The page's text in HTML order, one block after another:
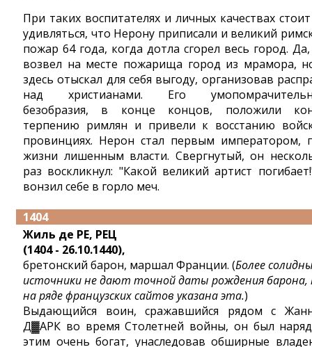
При таких воспитателях и личных качествах
удивляться, что Нерону приписали и великий
пожар 64 года, когда дотла сгорел весь город.
возвел на месте пожарища город из мрамора,
здесь отыскал для себя выгоду, организовав
над христианами. Его
безобразия, в конце концов, положили
терпению римлян и привели к восстанию
провинциях. Нерон стал первым императором,
жизни лишенным власти. Свергнутый, он
раз воскликнул: "Какой великий артист
вонзил себе в горло меч.
1404
Жиль де РЕ, РЕЦ
(1404 - 26.10.1440),
бретонский барон, маршал Франции. (Более
источники не дают точной даты рождения барона,
на ряде французских сайтов указана эта.)
Выдающийся воин, сражавшийся рядом с
Д▓АРК во время Столетней войны, он был
этим очень богат, унаследовав обширные